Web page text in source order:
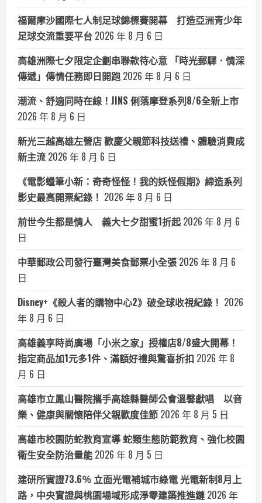
福爾摩沙國際七人制足球錦標賽開幕 打造亞洲青少年
足球交流重要平台 2026 年 8 月 6 日
高雄洲際七夕限定企劃串聯款待心意 「時光郵驛．情深
傳遞」傳情任務即日開跑 2026 年 8 月 6 日
潮流、舒適同時在線！JINS 俐落摩登系列8/6全新上市
2026 年 8 月 6 日
新光三越高雄左營店 歡慶父親節科技送禮、體驗消費成
新主流 2026 年 8 月 6 日
《電影蠟筆小新：奇奇怪怪！我的妖怪假期》締造系列
影史最高開票紀錄！ 2026 年 8 月 6 日
前世今生都是情人 義大七夕甜蜜1折起 2026 年 8 月 6
日
中華郵政公司發行臺灣美食郵票小全張 2026 年 8 月 6
日
Disney+《殺人者的購物中心2》破全球收視紀錄！ 2026
年 8 月 6 日
高雄義享時尚廣場「小米之家」授權店8/8盛大開幕！
指定商品加1元多1件、滿額好禮與驚喜折扣 2026 年 8
月 6 日
高雄市立鳳山醫院攜手高雄縣醫師公會溫馨獻唱 以音
樂、健康與關懷陪伴父親歡度佳節 2026 年 8 月 5 日
高雄市校園防蛇教育宣導 蛇類生態防範教育、強化校園
衛生安全防治量能 2026 年 8 月 5 日
建研所實證73.6％ 立面光電補城市綠電 光電新制8月上
路，中央實證與桃園場域形成淨零建築推進鏈 2026 年